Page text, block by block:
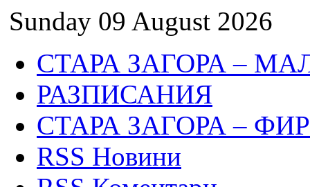
Sunday 09 August 2026
СТАРА ЗАГОРА –
РАЗПИСАНИЯ
СТАРА ЗАГОРА –
RSS Новини